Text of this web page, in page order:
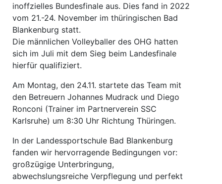
inoffzielles Bundesfinale aus. Dies fand in 2022
vom 21.-24. November im thüringischen Bad
Blankenburg statt.
Die männlichen Volleyballer des OHG hatten
sich im Juli mit dem Sieg beim Landesfinale
hierfür qualifiziert.
Am Montag, den 24.11. startete das Team mit
den Betreuern Johannes Mudrack und Diego
Ronconi (Trainer im Partnerverein SSC
Karlsruhe) um 8:30 Uhr Richtung Thüringen.
In der Landessportschule Bad Blankenburg
fanden wir hervorragende Bedingungen vor:
großzügige Unterbringung,
abwechslungsreiche Verpflegung und perfekt